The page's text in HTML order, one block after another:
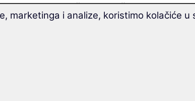
vrijeme smiješka, na večeru?
marketinga i analize, koristimo kolačiće u